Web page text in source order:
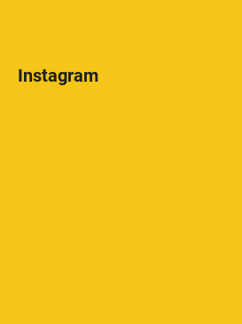
Instagram